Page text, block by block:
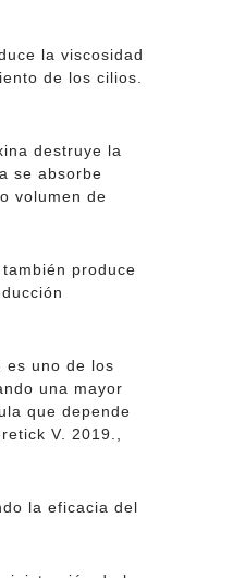
la viscosidad
de los cilios.
destruye la
se absorbe
volumen de
produce
es uno de los
una mayor
que depende
V. 2019.,
la eficacia del